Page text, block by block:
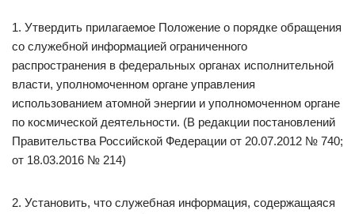
1. Утвердить прилагаемое Положение о порядке обращения
со служебной информацией ограниченного
распространения в федеральных органах исполнительной
власти, уполномоченном органе управления
использованием атомной энергии и уполномоченном органе
по космической деятельности. (В редакции постановлений
Правительства Российской Федерации от 20.07.2012 № 740;
от 18.03.2016 № 214)
2. Установить, что служебная информация, содержащаяся